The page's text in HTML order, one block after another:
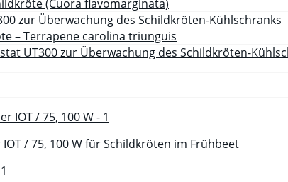
(Cuora flavomarginata)
zur Überwachung des Schildkröten-Kühlschranks
– Terrapene carolina triunguis
UT300 zur Überwachung des Schildkröten-
/ 75, 100 W für Schildkröten im Frühbeet